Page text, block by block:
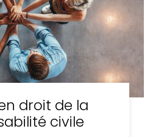
droit de la
civile